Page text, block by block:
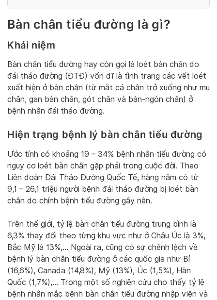
Bàn chân tiểu đường là gì?
Khái niệm
Bàn chân tiểu đường hay còn gọi là loét bàn chân do
đái tháo đường (ĐTĐ) vốn dĩ là tình trạng các vết loét
xuất hiện ở bàn chân (từ mắt cá chân trở xuống như mu
chân, gan bàn chân, gót chân và bàn-ngón chân) ở
bệnh nhân đái tháo đường.
Hiện trạng bệnh lý bàn chân tiểu đường
Ước tính có khoảng 19 – 34% bệnh nhân tiểu đường có
nguy cơ loét bàn chân gặp phải trong cuộc đời. Theo
Liên đoàn Đái Tháo Đường Quốc Tế, hàng năm có từ
9,1 – 26,1 triệu người bệnh đái tháo đường bị loét bàn
chân do chính bệnh tiểu đường gây nên.
Trên thế giới, tỷ lệ bàn chân tiểu đường trung bình là
6,3% thay đổi theo từng khu vực như ở Châu Úc là 3%,
Bắc Mỹ là 13%,… Ngoài ra, cũng có sự chênh lệch về
bệnh lý bàn chân tiểu đường ở các quốc gia như Bỉ
(16,6%), Canada (14,8%), Mỹ (13%), Úc (1,5%), Hàn
Quốc (1,7%),… Trong một số nghiên cứu cho thấy tỷ lệ
bệnh nhân mắc bệnh bàn chân tiểu đường nhập viện và